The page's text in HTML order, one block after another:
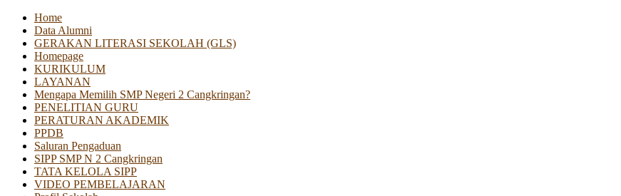
Home
Data Alumni
GERAKAN LITERASI SEKOLAH (GLS)
Homepage
KURIKULUM
LAYANAN
Mengapa Memilih SMP Negeri 2 Cangkringan?
PENELITIAN GURU
PERATURAN AKADEMIK
PPDB
Saluran Pengaduan
SIPP SMP N 2 Cangkringan
TATA KELOLA SIPP
VIDEO PEMBELAJARAN